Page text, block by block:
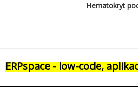
Hematokryt
ERPspace - low-code,